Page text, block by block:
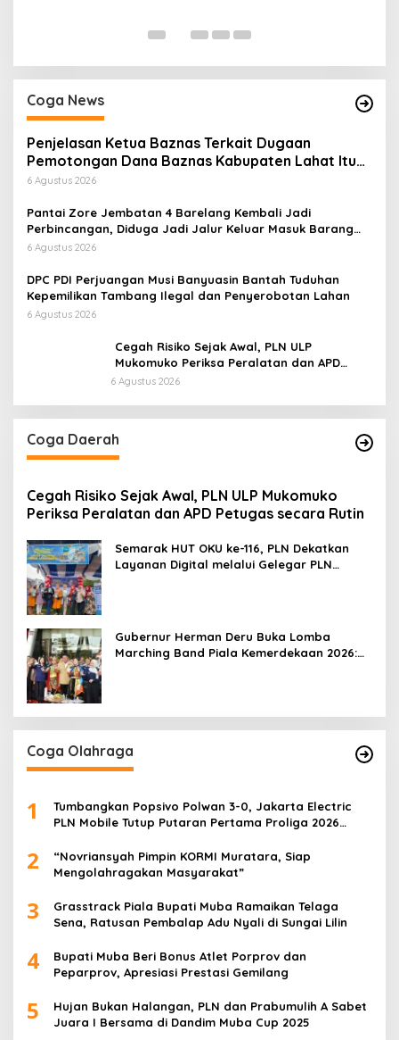
Coga News
Penjelasan Ketua Baznas Terkait Dugaan
Pemotongan Dana Baznas Kabupaten Lahat Itu
Tidak Benar
6 Agustus 2026
Pantai Zore Jembatan 4 Barelang Kembali Jadi
Perbincangan, Diduga Jadi Jalur Keluar Masuk Barang
Tanpa Dokumen Kepabeanan, Nama Berinisial WL
di Kawasan Pesisir
6 Agustus 2026
DPC PDI Perjuangan Musi Banyuasin Bantah Tuduhan
Kepemilikan Tambang Ilegal dan Penyerobotan Lahan
6 Agustus 2026
Cegah Risiko Sejak Awal, PLN ULP
Mukomuko Periksa Peralatan dan APD
Petugas secara Rutin
6 Agustus 2026
Coga Daerah
Cegah Risiko Sejak Awal, PLN ULP Mukomuko
Periksa Peralatan dan APD Petugas secara Rutin
Semarak HUT OKU ke-116, PLN Dekatkan
Layanan Digital melalui Gelegar PLN
Gubernur Herman Deru Buka Lomba
Marching Band Piala Kemerdekaan 2026:
Coga Olahraga
1
Tumbangkan Popsivo Polwan 3-0, Jakarta Electric
PLN Mobile Tutup Putaran Pertama Proliga 2026
2
“Novriansyah Pimpin KORMI Muratara, Siap
Mengolahragakan Masyarakat”
3
Grasstrack Piala Bupati Muba Ramaikan Telaga
Sena, Ratusan Pembalap Adu Nyali di Sungai Lilin
4
Bupati Muba Beri Bonus Atlet Porprov dan
Peparprov, Apresiasi Prestasi Gemilang
5
Hujan Bukan Halangan, PLN dan Prabumulih A Sabet
Juara I Bersama di Dandim Muba Cup 2025